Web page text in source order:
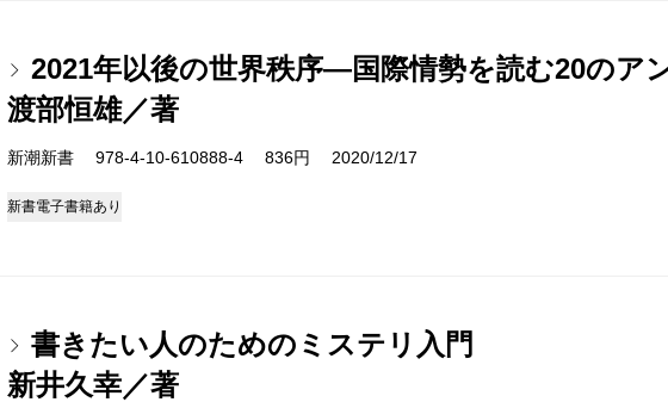
2021年以後の世界秩序―国際情勢を読む20のア
渡部恒雄／著
新潮新書 978-4-10-610888-4 836円 2020/12/17
新書電子書籍あり
書きたい人のためのミステリ入門
新井久幸／著